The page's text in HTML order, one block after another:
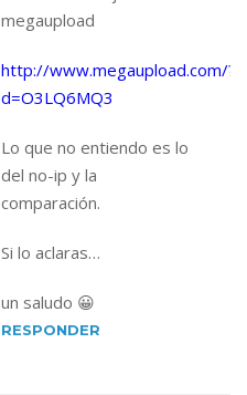
megaupload
http://www.megaupload.com/?
d=O3LQ6MQ3
Lo que no entiendo es lo
del no-ip y la
comparación.
Si lo aclaras…
un saludo 😀
RESPONDER